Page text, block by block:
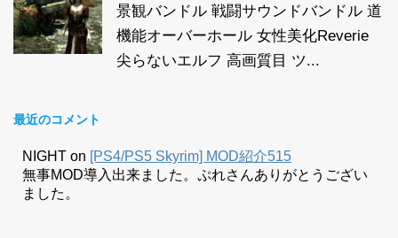
景観バンドル 戦闘サウンドバンドル 道
機能オーバーホール 女性美化Reverie
尖らないエルフ 高画質目 ツ...
最近のコメント
NIGHT on [PS4/PS5 Skyrim] MOD紹介515
無事MOD導入出来ました。ぷれさんありがとうござい
ました。